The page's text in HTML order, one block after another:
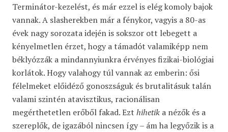
Terminátor-kezelést, és már ezzel is elég komoly bajok
vannak. A slasherekben már a fénykor, vagyis a 80-as
évek nagy sorozata idején is sokszor ott lebegett a
kényelmetlen érzet, hogy a támadót valamiképp nem
béklyózzák a mindannyiunkra érvényes fizikai-biológiai
korlátok. Hogy valahogy túl vannak az emberin: ősi
félelmeket előidéző gonoszságuk és brutalitásuk talán
valami szintén atavisztikus, racionálisan
megérthetetlen erőből fakad. Ezt hihetik a nézők és a
szereplők, de igazából nincsen így – ám ha legyőzik is a